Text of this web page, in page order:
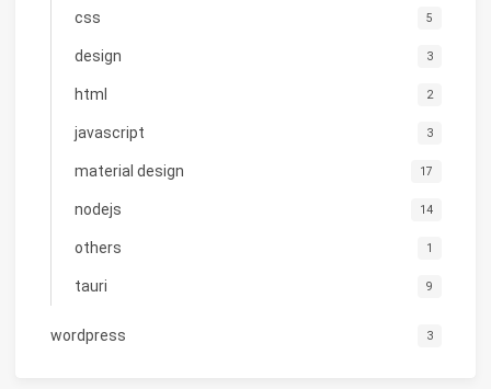
css 5
design 3
html 2
javascript 3
material design 17
nodejs 14
others 1
tauri 9
wordpress 3